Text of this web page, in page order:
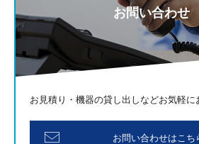
お問い合わせ
お見積り・機器の貸し出しなどお気軽に
お問い合わせはこち